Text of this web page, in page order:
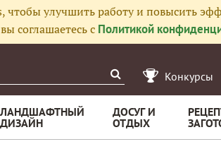
улучшить работу и повысить
соглашаетесь с Политикой
Конкурсы
ЛАНДШАФТНЫЙ
ДИЗАЙН
ДОСУГ И
ОТДЫХ